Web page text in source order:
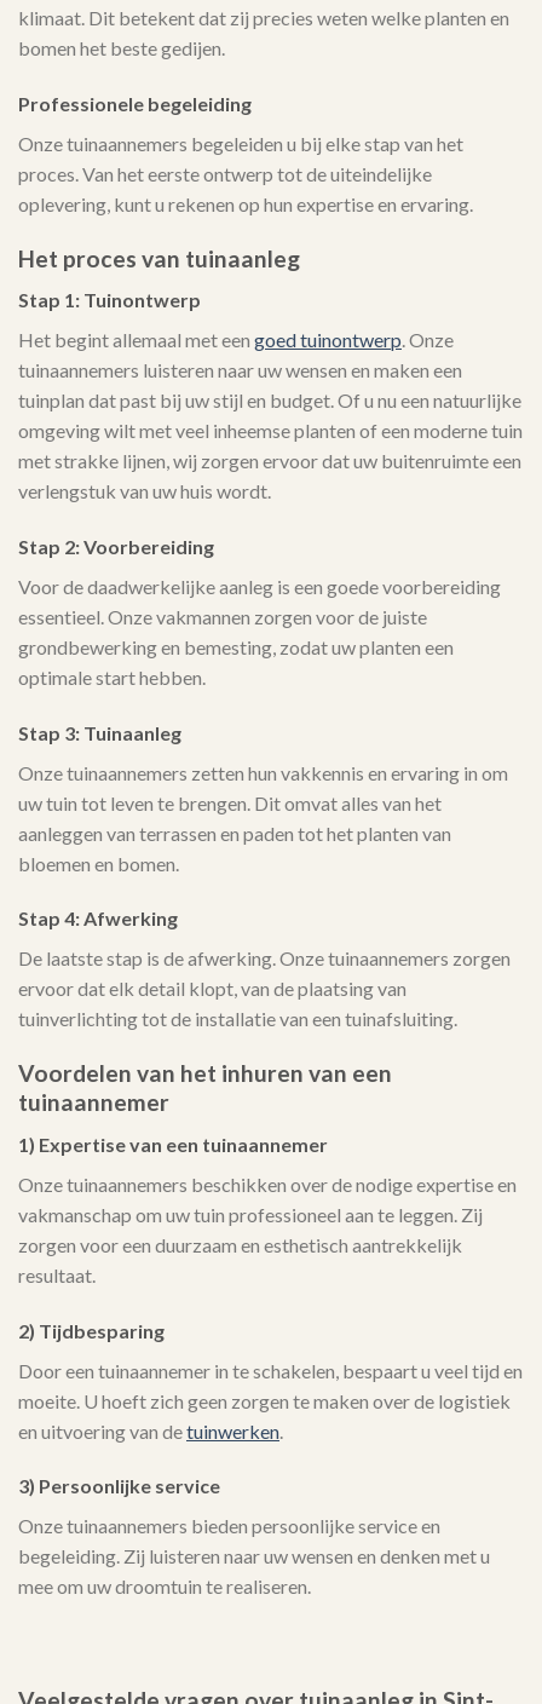
klimaat. Dit betekent dat zij precies weten welke planten en
bomen het beste gedijen.
Professionele begeleiding
Onze tuinaannemers begeleiden u bij elke stap van het
proces. Van het eerste ontwerp tot de uiteindelijke
oplevering, kunt u rekenen op hun expertise en ervaring.
Het proces van tuinaanleg
Stap 1: Tuinontwerp
Het begint allemaal met een goed tuinontwerp. Onze
tuinaannemers luisteren naar uw wensen en maken een
tuinplan dat past bij uw stijl en budget. Of u nu een natuurlijke
omgeving wilt met veel inheemse planten of een moderne tuin
met strakke lijnen, wij zorgen ervoor dat uw buitenruimte een
verlengstuk van uw huis wordt.
Stap 2: Voorbereiding
Voor de daadwerkelijke aanleg is een goede voorbereiding
essentieel. Onze vakmannen zorgen voor de juiste
grondbewerking en bemesting, zodat uw planten een
optimale start hebben.
Stap 3: Tuinaanleg
Onze tuinaannemers zetten hun vakkennis en ervaring in om
uw tuin tot leven te brengen. Dit omvat alles van het
aanleggen van terrassen en paden tot het planten van
bloemen en bomen.
Stap 4: Afwerking
De laatste stap is de afwerking. Onze tuinaannemers zorgen
ervoor dat elk detail klopt, van de plaatsing van
tuinverlichting tot de installatie van een tuinafsluiting.
Voordelen van het inhuren van een
tuinaannemer
1) Expertise van een tuinaannemer
Onze tuinaannemers beschikken over de nodige expertise en
vakmanschap om uw tuin professioneel aan te leggen. Zij
zorgen voor een duurzaam en esthetisch aantrekkelijk
resultaat.
2) Tijdbesparing
Door een tuinaannemer in te schakelen, bespaart u veel tijd en
moeite. U hoeft zich geen zorgen te maken over de logistiek
en uitvoering van detuinwerken
3) Persoonlijke service
Onze tuinaannemers bieden persoonlijke service en
begeleiding. Zij luisteren naar uw wensen en denken met u
mee om uw droomtuin te realiseren.